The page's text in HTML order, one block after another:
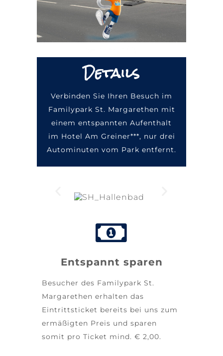
Details
Verbinden Sie Ihren Besuch im
Familypark St. Margarethen mit
einem entspannten Aufenthalt
im Hotel Am Greiner***, nur drei
Autominuten vom Park entfernt.
Entspannt sparen
Besucher des Familypark St.
Margarethen erhalten das
Eintrittsticket bereits bei uns zum
ermäßigten Preis und sparen
somit pro Ticket mind. € 2,00.